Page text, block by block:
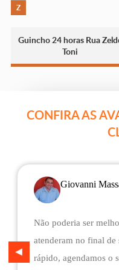
Z
Guincho 24 horas Rua
Toni
CONFIRA AS
Giovanni
Não poderia ser
atenderam no final
rápido, agendamos o